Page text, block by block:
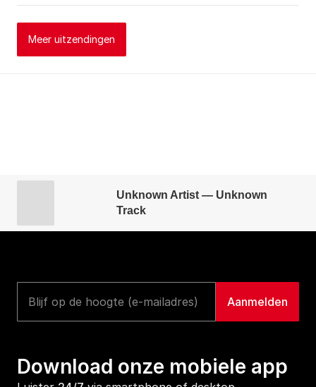
Meer uitzendingen
Unknown Artist — Unknown
Track
Download onze mobiele app